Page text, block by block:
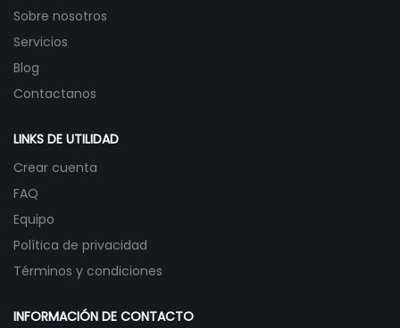
Sobre nosotros
Servicios
Blog
Contactanos
LINKS DE UTILIDAD
Crear cuenta
FAQ
Equipo
Política de privacidad
Términos y condiciones
INFORMACIÓN DE CONTACTO